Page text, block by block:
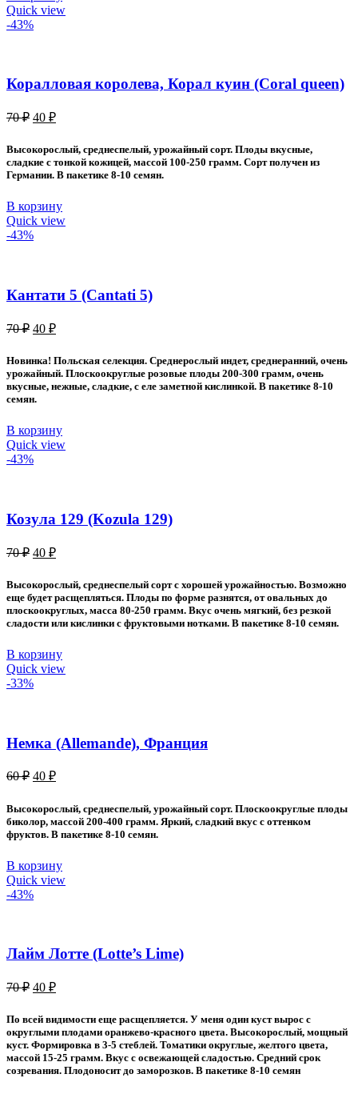
Quick view
-43%
Коралловая королева, Корал куин (Coral queen)
70₽ Первоначальная
составляла
70 ₽.
40 ₽Текущая
40 ₽.
Высокорослый, среднеспелый, урожайный сорт. Плоды вкусные,
сладкие с тонкой кожицей, массой 100-250 грамм. Сорт получен из
Германии. В пакетике 8-10 семян.
В корзину
Quick view
-43%
Кантати 5 (Cantati 5)
70₽ Первоначальная
составляла
70 ₽.
40 ₽Текущая
40 ₽.
Новинка! Польская селекция. Среднерослый индет, среднеранний, очень
урожайный. Плоскоокруглые розовые плоды 200-300 грамм, очень
вкусные, нежные, сладкие, с еле заметной кислинкой. В пакетике 8-10
семян.
В корзину
Quick view
-43%
Козула 129 (Kozula 129)
70₽ Первоначальная
составляла
70 ₽.
40 ₽Текущая
40 ₽.
Высокорослый, среднеспелый сорт с хорошей урожайностью. Возможно
еще будет расщепляться. Плоды по форме разнятся, от овальных до
плоскоокруглых, масса 80-250 грамм. Вкус очень мягкий, без резкой
сладости или кислинки с фруктовыми нотками. В пакетике 8-10 семян.
В корзину
Quick view
-33%
Немка (Allemande), Франция
60₽ Первоначальная
составляла
60 ₽.
40 ₽Текущая
40 ₽.
Высокорослый, среднеспелый, урожайный сорт. Плоскоокруглые плоды
биколор, массой 200-400 грамм. Яркий, сладкий вкус с оттенком
фруктов. В пакетике 8-10 семян.
В корзину
Quick view
-43%
Лайм Лотте (Lotte’s Lime)
70₽ Первоначальная
составляла
70 ₽.
40 ₽Текущая
40 ₽.
По всей видимости еще расщепляется. У меня один куст вырос с
округлыми плодами оранжево-красного цвета. Высокорослый, мощный
куст. Формировка в 3-5 стеблей. Томатики округлые, желтого цвета,
массой 15-25 грамм. Вкус с освежающей сладостью. Средний срок
созревания. Плодоносит до заморозков. В пакетике 8-10 семян